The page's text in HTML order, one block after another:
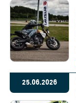
25.06.2026